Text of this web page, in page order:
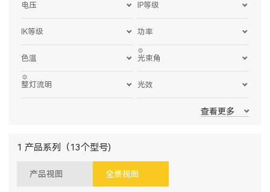
电压 IP等级
IK等级 功率
色温 光束角
整灯流明 光效
查看更多
1 产品系列（13个型号)
产品视图 全景视图